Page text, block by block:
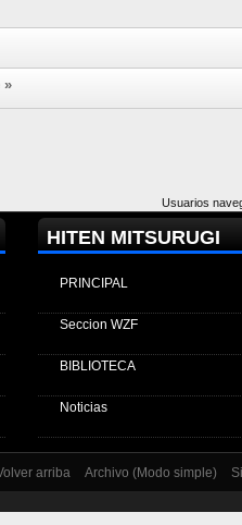
»
Usuarios
HITEN MITSURUGI
PRINCIPAL
Seccion WZF
BIBLIOTECA
Noticias
arriba Archivo (Modo simple)